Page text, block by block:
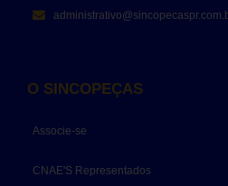
O SINCOPEÇAS
Associe-se
CNAE'S Representados